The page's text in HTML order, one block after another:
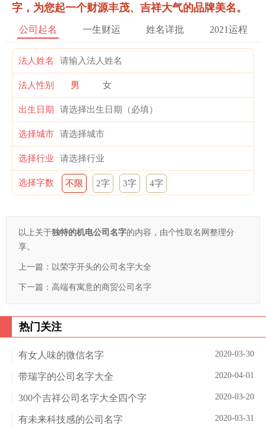
字，为您起一个财源丰茂、吉祥大气的品牌美名。
公司起名 一生财运 姓名详批 2021运程
法人姓名
法人性别 男 女
出生日期
选择城市
选择行业
选择字数 不限 2字 3字 4字
以上关于独特的机电公司名字的内容，由个性取名网整理分
享。
上一篇： 以荣字开头的公司名字大全
下一篇： 高端有寓意的商贸公司名字
热门关注
2020-03-30
有女人味的微信名字
2020-04-01
带瑞字的公司名字大全
2020-03-20
300个吉祥公司名字大全四个字
2020-03-31
有未来科技感的公司名字